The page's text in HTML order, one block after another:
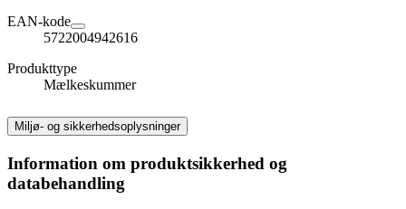
EAN-kode
5722004942616
Produkttype
Mælkeskummer
Miljø- og sikkerhedsoplysninger
Information om produktsikkerhed og
databehandling